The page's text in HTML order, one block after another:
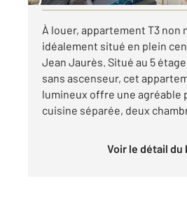
À louer, appartement T3 non
idéalement situé en plein
Jean Jaurès. Situé au 5
sans ascenseur, cet
lumineux offre une agréable
cuisine séparée, deux
Voir le détail du